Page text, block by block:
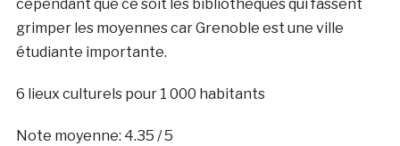
cependant que ce soit les bibliothèques qui fassent
grimper les moyennes car Grenoble est une ville
étudiante importante.
6 lieux culturels pour 1 000 habitants
Note moyenne: 4.35 / 5